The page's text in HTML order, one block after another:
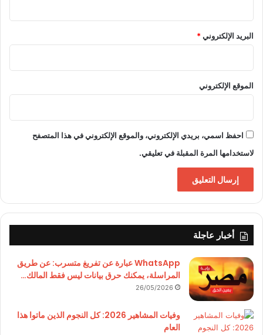
البريد الإلكتروني*
الموقع الإلكتروني
احفظ اسمي، بريدي الإلكتروني، والموقع الإلكتروني في هذا المتصفح
لاستخدامها المرة المقبلة في تعليقي.
أخبار عاجلة
WhatsApp عبارة عن تفريغ متسرب: عن طريق
المراسلة، يمكنك حرق بيانات ليس فقط المالك…
26/05/2026
وفيات المشاهير 2026: كل النجوم الذين ماتوا هذا
العام